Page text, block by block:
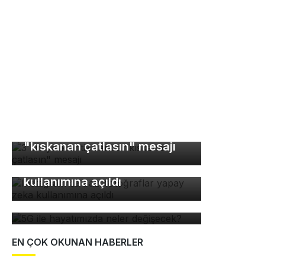
"kıskanan çatlasın" mesajı
Instagram'da bazı
fotoğraflar yapay zeka
kullanımına açıldı
5G ile hayatımızda neler
değişecek?
EN ÇOK OKUNAN HABERLER